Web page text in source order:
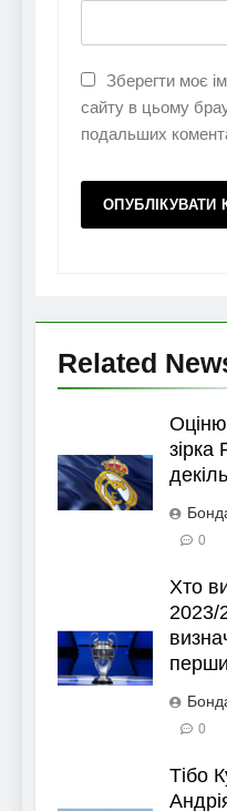
Зберегти моє
сайту в цьому
подальших
Related
зірка
0
Хто
2023/
0
Тібо